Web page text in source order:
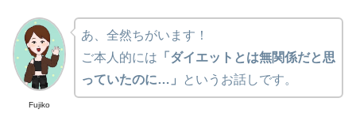
Fujiko
あ、全然ちがいます！
ご本人的には 「ダイエットとは無関係だと思
っていたのに…」
というお話しです。